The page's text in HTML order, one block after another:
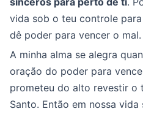
vida sob o teu controle
dê poder para vencer o mal.
A minha alma se alegra
oração do poder para
prometeu do alto revestir o
Santo. Então em nossa